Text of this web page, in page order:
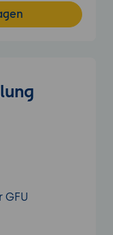
GFU